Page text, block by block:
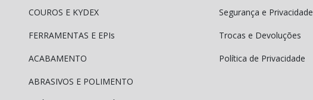
COUROS E KYDEX
FERRAMENTAS E EPIs
ACABAMENTO
ABRASIVOS E POLIMENTO
Segurança e Privacidade
Trocas e Devoluções
Política de Privacidade